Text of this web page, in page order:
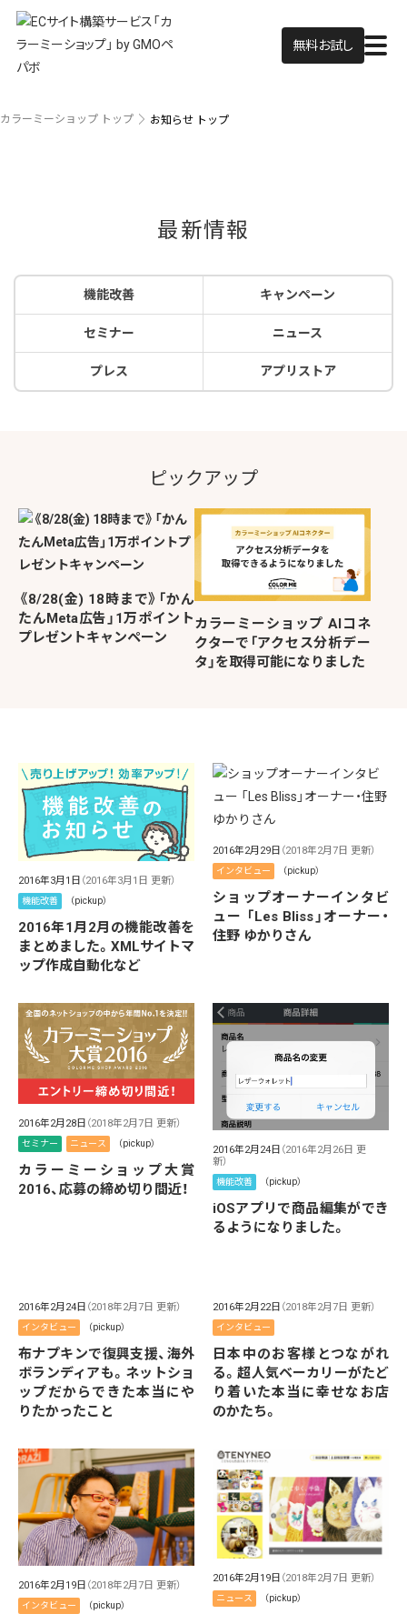
無料お試し
カラーミーショップ トップ お知らせ トップ
最新情報
機能改善 キャンペーン
セミナー ニュース
プレス アプリストア
ピックアップ
《8/28(金) 18時まで》「かん
たんMeta広告」1万ポイント
プレゼントキャンペーン
カラーミーショップ AIコネ
クターで「アクセス分析デー
タ」を取得可能になりました
2016年3月1日 （2016年3月1日 更新）
機能改善 （pickup）
2016年1月2月の機能改善を
まとめました。XMLサイトマ
ップ作成自動化など
2016年2月29日 （2018年2月7日 更新）
インタビュー （pickup）
ショップオーナーインタビ
ュー 「Les Bliss」オーナー・
住野 ゆかりさん
2016年2月28日 （2018年2月7日 更新）
セミナー ニュース （pickup）
カラーミーショップ大賞
2016、応募の締め切り間近！
2016年2月24日 （2016年2月26日 更
新）
機能改善 （pickup）
iOSアプリで商品編集ができ
るようになりました。
2016年2月24日 （2018年2月7日 更新）
インタビュー （pickup）
布ナプキンで復興支援、海外
ボランディアも。ネットショ
ップだからできた本当にや
りたかったこと
2016年2月22日 （2018年2月7日 更新）
インタビュー
日本中のお客様とつながれ
る。超人気ベーカリーがたど
り着いた本当に幸せなお店
のかたち。
2016年2月19日 （2018年2月7日 更新）
インタビュー （pickup）
2016年2月19日 （2018年2月7日 更新）
ニュース （pickup）